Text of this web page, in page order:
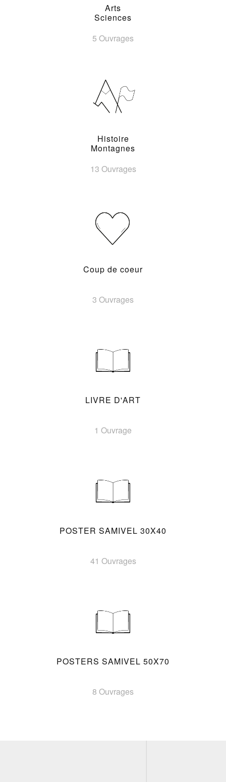
Arts
Sciences
5 Ouvrages
Histoire
Montagnes
13 Ouvrages
Coup de coeur
3 Ouvrages
LIVRE D'ART
1 Ouvrage
POSTER SAMIVEL 30X40
41 Ouvrages
POSTERS SAMIVEL 50X70
8 Ouvrages